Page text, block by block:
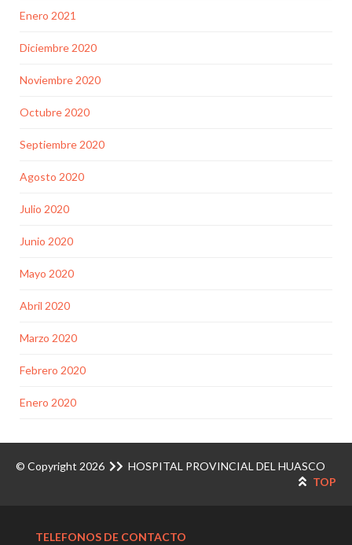
Enero 2021
Diciembre 2020
Noviembre 2020
Octubre 2020
Septiembre 2020
Agosto 2020
Julio 2020
Junio 2020
Mayo 2020
Abril 2020
Marzo 2020
Febrero 2020
Enero 2020
© Copyright 2026
HOSPITAL PROVINCIAL DEL HUASCO
TOP
TELEFONOS DE CONTACTO